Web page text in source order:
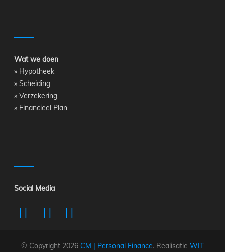
Wat we doen
» Hypotheek
»Scheiding
»Verzekering
» Financieel Plan
Social Media
© Copyright 2026 CM | Personal Finance. Realisatie WIT